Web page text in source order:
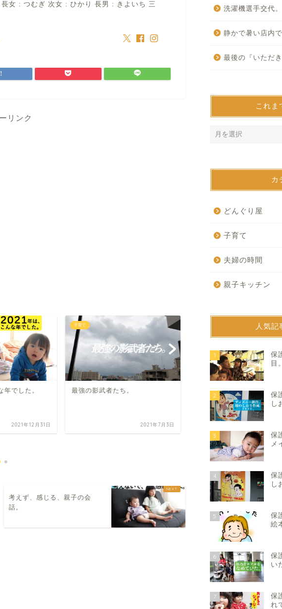
長女 : つむぎ 次女 : ひかり 長男 : きよいち 三
リンク
年でした。
2021年12月31日
子育て
最強の影武者たち。
2021年7月3日
福笑い。
考えず、感じる、親子の会
話。
洗濯機選手交代。
静かで暑い店内で
最後の『いただき
これま
カ
どんぐり屋
子育て
夫婦の時間
親子キッチン
人気記
1
保
目
2
保
し
3
保
メ
4
保
し
5
保
絵
6
保
い
7
保
れ